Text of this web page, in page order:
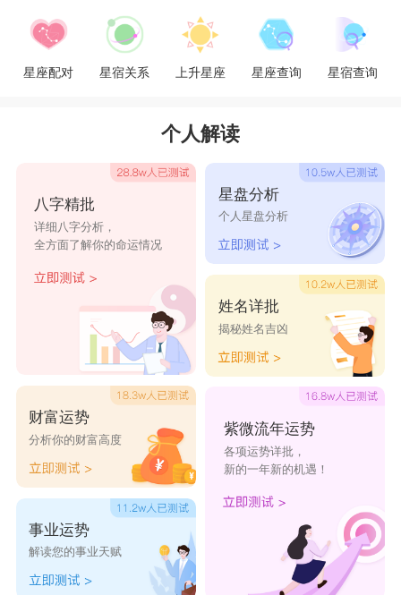
双鱼座喜欢什么样的恋爱对象
双鱼座的男生喜欢可爱善良，纯真自然，我见
喜欢过于强势的女生，这会打压他们的自信心。他
们喜欢的女生是能够认可双鱼男的，体贴暖心的类
型。
双鱼座和什么
最配
巨蟹座 、 天蝎座、金牛座
座的人性格非常的复杂，情绪波动起伏大，但是他
们很善良单纯，很容易对人放下戒心，敏感和缺乏
安全感是他们最大的特点。
1. 双鱼座与
巨蟹座 同为水象星座，受其影响，
他们都很注重感情的交流和波动，对于感情的感受
力也很强，同样都将爱视若珍宝，对于安全感的渴
求会让他们非常注重给对方安全感。
2. 同为水象星座的双鱼座和 天蝎座 都是十分重
情的人，两人内心都敏感多情，是所有星座搭配中
星座配对 星宿关系 上升星座 星座查询 星宿查询
个人解读
八字精批
详细八字分析，
全方面了解你的命运情况
财富运势
分析你的财富高度
事业运势
解读您的事业天赋
星盘分析
个人星盘分析
姓名详批
揭秘姓名吉凶
紫微流年运势
各项运势详批，
新的一年新的机遇！